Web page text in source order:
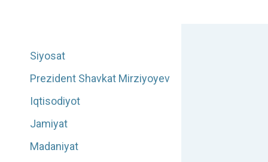
Siyosat
Prezident Shavkat Mirziyoyev
Iqtisodiyot
Jamiyat
Madaniyat